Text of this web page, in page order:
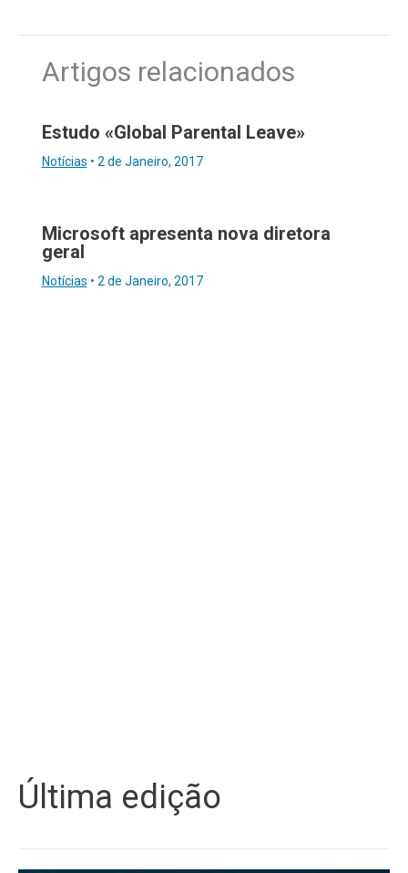
Artigos relacionados
Estudo «Global Parental Leave»
Notícias • 2 de Janeiro, 2017
Microsoft apresenta nova diretora
geral
Notícias • 2 de Janeiro, 2017
Última edição